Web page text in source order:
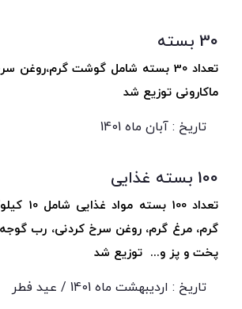
30 بسته
تعداد 30 بسته شامل گوشت
ماکارونی توزیع شد
تاریخ : آبان ماه 1401
100 بسته غذایی
تعداد
گرم، مرغ گرم، روغن سرخ کردنی، رب
پخت و پز و... توزیع شد
تاریخ : اردیبهشت ماه 1401 / عید فطر